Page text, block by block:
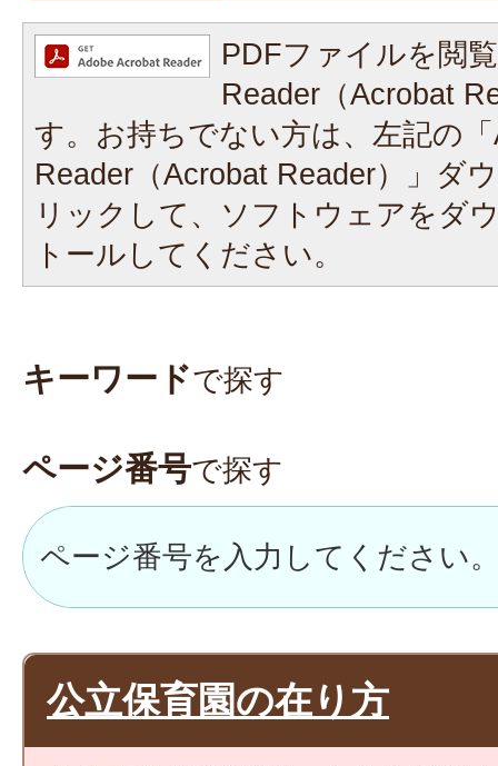
PDFファイルを閲
Reader（Acrobat
す。お持ちでない方は、左記の
Reader（Acrobat Reader）」ダ
リックして、ソフトウェアをダ
トールしてください。
キーワードで探す
ページ番号で探す
公立保育園の在り方